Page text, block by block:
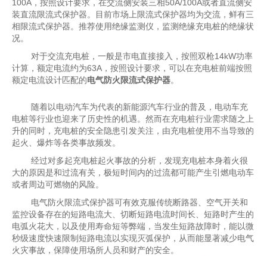
100A，按照设计要求，在交流侧安装三相50A/100A或者直流侧安
装直流限流式保护器。目前市场上限流式保护器均为交流，鲜有三
相限流式保护器。推荐使用绝缘监测仪，监测绝缘充电桩的绝缘状
况。
对于交流充电桩，一般是市电直接接入，按照双枪14kW功率
计算，额定电流约为63A，按照设计要求，可以在充电桩前端按照
额定电流设计匹配的电气防火限流式保护器。
随着以电动汽车为代表的新能源汽车行业的普及，电动车充
电桩等行业也迎来了历史性的机遇。然而在充电桩行业需求随之上
升的同时，充电桩的安全隐患引发关注，由充电桩使用不当导致的
起火、爆炸等各类事故频发。
经过对多起充电桩起火事故的分析，发现充电桩本身着火很
大的原因是和过流有关，极短时间内的过流都可能产生引燃电动车
或者周边可燃物的风险。
电气防火限流式保护器可有效克服传统断路器、空气开关和
监控设备存在的短路电流大、切断短路电流时间长、短路时产生的
电弧火花大，以及使用寿命短等弊端，当发生短路故障时，能以微
秒级速度快速限制短路电流以实现灭弧保护，从而能显著减少电气
火灾事故，保障使用场所人员和财产的安全。